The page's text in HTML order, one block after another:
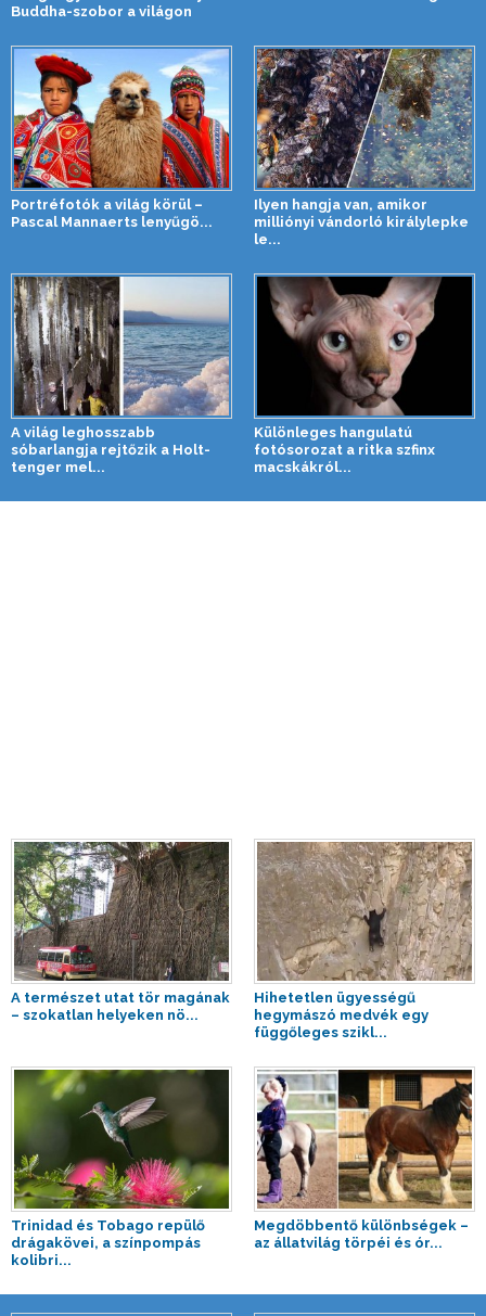
Buddha-szobor a világon
Portréfotók a világ körül –
Pascal Mannaerts lenyűgö...
Ilyen hangja van, amikor
milliónyi vándorló királylepke
le...
A világ leghosszabb
sóbarlangja rejtőzik a Holt-
tenger mel...
Különleges hangulatú
fotósorozat a ritka szfinx
macskákról...
A természet utat tör magának
– szokatlan helyeken nö...
Hihetetlen ügyességű
hegymászó medvék egy
függőleges szikl...
Trinidad és Tobago repülő
drágakövei, a színpompás
kolibri...
Megdöbbentő különbségek –
az állatvilág törpéi és ór...